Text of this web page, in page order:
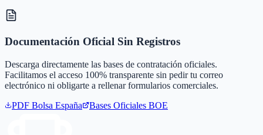
Documentación Oficial Sin Registros
Descarga directamente las bases de contratación oficiales.
Facilitamos el acceso 100% transparente sin pedir tu correo
electrónico ni obligarte a rellenar formularios comerciales.
PDF Bolsa España Bases Oficiales BOE